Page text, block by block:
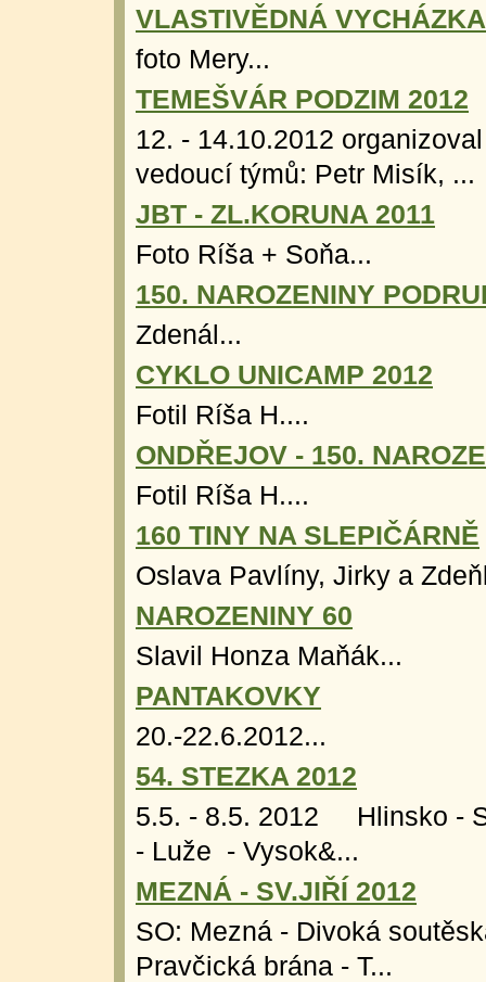
VLASTIVĚDNÁ VYCHÁZKA
foto Mery...
TEMEŠVÁR PODZIM 2012
12. - 14.10.2012
vedoucí týmů: Petr Misík, ...
JBT - ZL.KORUNA 2011
Foto Ríša + Soňa...
150. NAROZENINY
Zdenál...
CYKLO UNICAMP 2012
Fotil Ríša H....
ONDŘEJOV - 150.
Fotil Ríša H....
160 TINY NA SLEPIČÁRNĚ
Oslava Pavlíny, Jirky a
NAROZENINY 60
Slavil Honza Maňák...
PANTAKOVKY
20.-22.6.2012...
54. STEZKA 2012
5.5. - 8.5. 2012 Hlinsko -
- Luže - Vysok&...
MEZNÁ - SV.JIŘÍ 2012
SO: Mezná - Divoká
Pravčická brána - T...